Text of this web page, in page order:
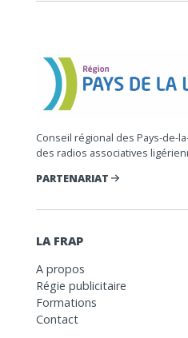
Conseil régional des Pays-de-
des radios associatives
PARTENARIAT
LA FRAP
A propos
Régie publicitaire
Formations
Contact